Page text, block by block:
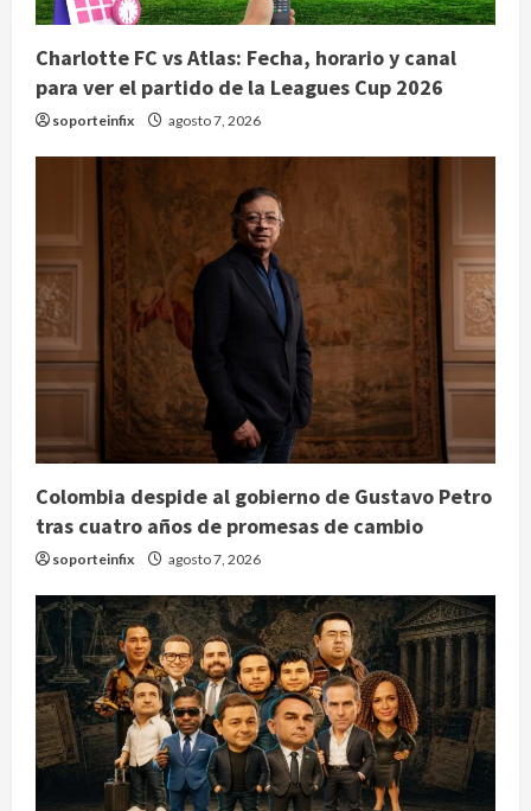
Charlotte FC vs Atlas: Fecha, horario y canal
para ver el partido de la Leagues Cup 2026
soporteinfix agosto 7, 2026
Colombia despide al gobierno de Gustavo Petro
tras cuatro años de promesas de cambio
soporteinfix agosto 7, 2026